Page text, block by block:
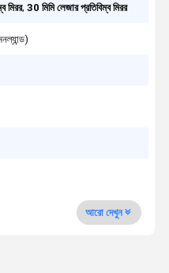
মিরর,30 মিমি লেজার প্রতিবিম্ব মিরর
আরো দেখুন